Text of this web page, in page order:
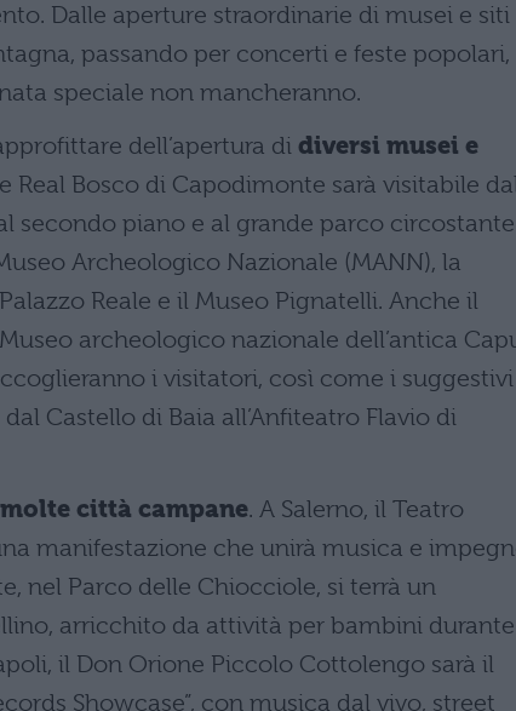
Dalle aperture straordinarie di musei e siti
passando per concerti e feste popolari,
speciale non mancheranno.
dell’apertura di diversi musei e
Real Bosco di Capodimonte sarà visitabile
secondo piano e al grande parco
Archeologico Nazionale (MANN), la
Reale e il Museo Pignatelli. Anche il
archeologico nazionale dell’antica
i visitatori, così come i suggestivi
Castello di Baia all’Anfiteatro Flavio di
città campane. A Salerno, il Teatro
manifestazione che unirà musica e
nel Parco delle Chiocciole, si terrà un
arricchito da attività per bambini
il Don Orione Piccolo Cottolengo sarà il
Showcase”, con musica dal vivo, street